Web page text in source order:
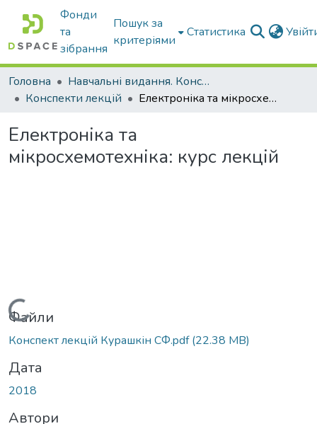
Фонди
та
зібрання
Пошук за
критеріями
Статистика
Головна
Навчальні видання. Конспекти лекцій
Конспекти лекцій
Електроніка та мікросхемотехніка: курс лекцій
Електроніка та
мікросхемотехніка: курс лекцій
Вантажиться...
Файли
Конспект лекцій Курашкін СФ.pdf(22.38 MB)
Дата
2018
Автори